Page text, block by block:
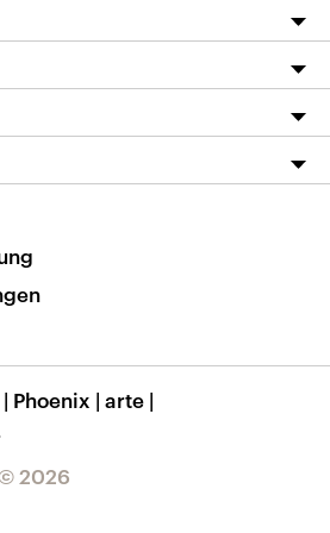
auf dlf.de
App
2026
| Phoenix | arte |